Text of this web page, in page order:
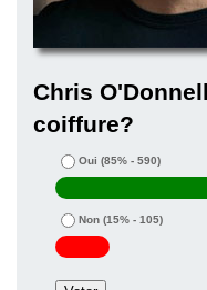
Chris
coiffure?
Oui (85% - 590)
Non (15% - 105)